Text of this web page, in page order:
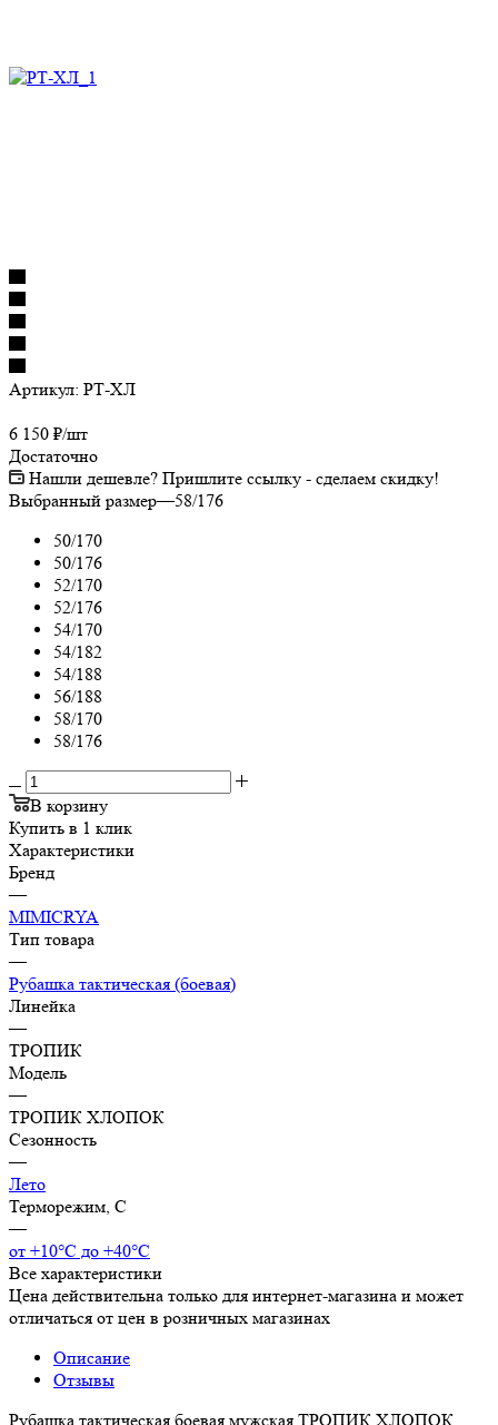
Артикул: РТ-ХЛ
6 150 ₽/шт
Достаточно
Нашли дешевле? Пришлите ссылку - сделаем скидку!
Выбранный размер—58/176
50/170
50/176
52/170
52/176
54/170
54/182
54/188
56/188
58/170
58/176
В корзину
Купить в 1 клик
Характеристики
Бренд
—
MIMICRYA
Тип товара
—
Рубашка тактическая (боевая)
Линейка
—
ТРОПИК
Модель
—
ТРОПИК ХЛОПОК
Сезонность
—
Лето
Терморежим, C
—
от +10°С до +40°С
Все характеристики
Цена действительна только для интернет-магазина и может
отличаться от цен в розничных магазинах
Описание
Отзывы
Рубашка тактическая боевая мужская ТРОПИК ХЛОПОК